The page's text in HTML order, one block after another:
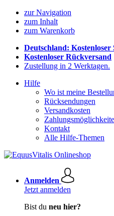
zur Navigation
zum Inhalt
zum Warenkorb
Deutschland:
Kostenloser Rückversand
Zustellung in 2 Werktagen.
Hilfe
Wo ist meine
Rücksendungen
Versandkosten
Kontakt
Alle Hilfe-Themen
Anmelden
Jetzt anmelden
Bist du neu hier?